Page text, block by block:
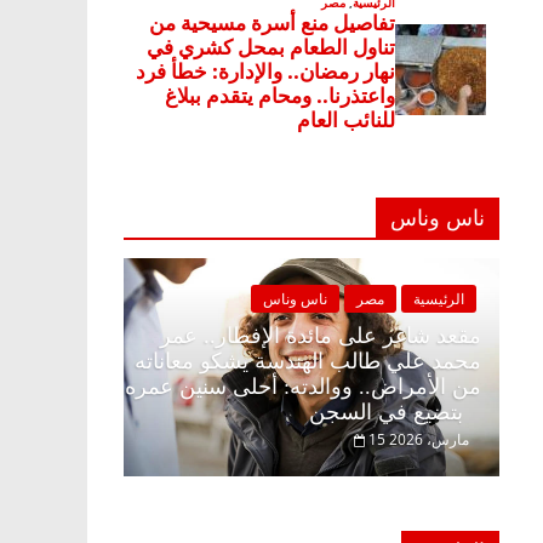
ناس وناس
الرئيسية مصر ناس وناس
مقعد شاغر على مائدة
محمد علي طالب الهندسة يشكو
من الأمراض.. ووالدته: أحلى
بتضيع في السجن
15 مارس، 2026
ناس وناس
الإفطار وبلكونة بلا زينة
فاروق خبير
حلم الحرية ولمة